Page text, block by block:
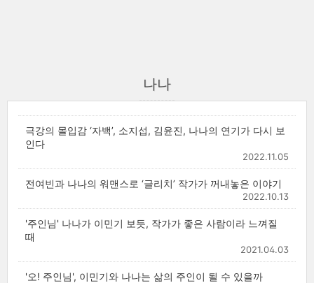
나나
극강의 몰입감 ‘자백’, 소지섭, 김윤진, 나나의 연기가 다시 보
인다
2022.11.05
전여빈과 나나의 워맨스로 ‘글리치’ 작가가 꺼내놓은 이야기
2022.10.13
'주인님' 나나가 이민기 보듯, 작가가 좋은 사람이라 느껴질
때
2021.04.03
'오! 주인님', 이민기와 나나는 삶의 주인이 될 수 있을까